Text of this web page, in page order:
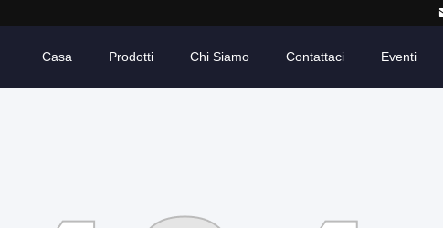
Casa Prodotti Chi Siamo Contattaci Eventi